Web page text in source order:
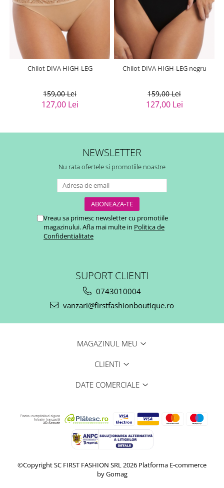
Chilot DIVA HIGH-LEG
159,00 Lei
127,00 Lei
Chilot DIVA HIGH-LEG negru
159,00 Lei
127,00 Lei
NEWSLETTER
Nu rata ofertele si promotiile noastre
Vreau sa primesc newsletter cu promotiile
magazinului. Afla mai multe in Politica de
Confidentialitate
SUPORT CLIENTI
0743010004
vanzari@firstfashionboutique.ro
MAGAZINUL MEU
CLIENTI
DATE COMERCIALE
©Copyright SC FIRST FASHION SRL 2026 Platforma E-commerce
by Gomag